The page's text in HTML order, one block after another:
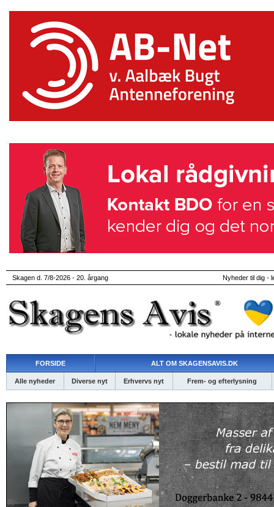
Skagen d. 7/8-2026 - 20. årgang Nyheder til dig -
FORSIDE ALT OM SKAGENSAVIS.DK
Alle nyheder Diverse nyt Erhvervs nyt Frem- og efterlysning